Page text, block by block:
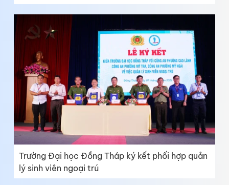
Trường Đại học Đồng Tháp ký kết phối hợp quản
lý sinh viên ngoại trú